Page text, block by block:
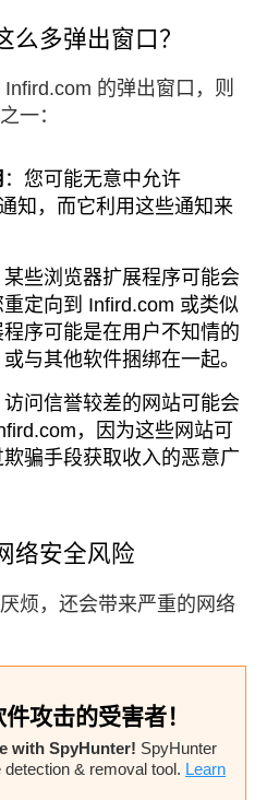
么多弹出窗口？
的弹出窗口，则
一：​
：您可能无意中允许
知，而它利用这些通知来
某些浏览器扩展程序可能会
定向到 Infird.com 或类似
序可能是在用户不知情的
与其他软件捆绑在一起。
访问信誉较差的网站可能会
，因为这些网站可
骗手段获取收入的恶意广
络安全风险
烦，还会带来严重的网络
攻击的受害者！
with SpyHunter! SpyHunter
& removal tool. Learn